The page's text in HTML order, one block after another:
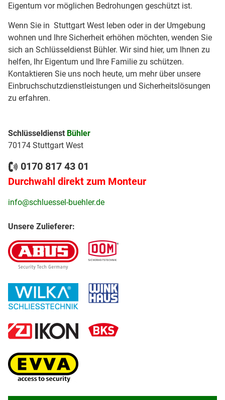
Eigentum vor möglichen Bedrohungen geschützt ist.
Wenn Sie in Stuttgart West leben oder in der Umgebung
wohnen und Ihre Sicherheit erhöhen möchten, wenden Sie
sich an Schlüsseldienst Bühler. Wir sind hier, um Ihnen zu
helfen, Ihr Eigentum und Ihre Familie zu schützen.
Kontaktieren Sie uns noch heute, um mehr über unsere
Einbruchschutzdienstleistungen und Sicherheitslösungen
zu erfahren.
Schlüsseldienst Bühler
70174 Stuttgart West
0170 817 43 01
Durchwahl direkt zum Monteur
info@schluessel-buehler.de
Unsere Zulieferer: